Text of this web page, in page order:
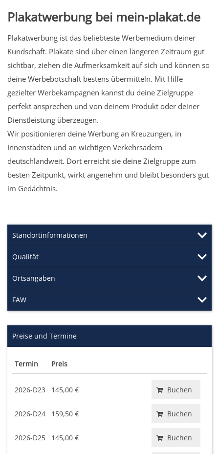
Plakatwerbung bei mein-plakat.de
Plakatwerbung ist das beliebteste Werbemedium deiner
Kundschaft. Plakate sind über einen längeren Zeitraum gut
sichtbar, ziehen die Aufmerksamkeit auf sich und können so
deine Werbebotschaft bestens übermitteln. Mit Hilfe
gezielter Werbekampagnen kannst du deine Zielgruppe
perfekt ansprechen und von deinem Produkt oder deiner
Dienstleistung überzeugen.
Wir positionieren deine Werbung an Kreuzungen, in
Innenstädten und an wichtigen Verkehrsadern
deutschlandweit. Dort erreicht sie deine Zielgruppe zum
besten Zeitpunkt, wirkt angenehm und bleibt besonders gut
im Gedächtnis.
Standortinformationen
Qualität
Ortsangaben
FAW
Preise und Termine
Termin Preis
2026-D23 145,00 € Buchen
2026-D24 159,50 € Buchen
2026-D25 145,00 € Buchen